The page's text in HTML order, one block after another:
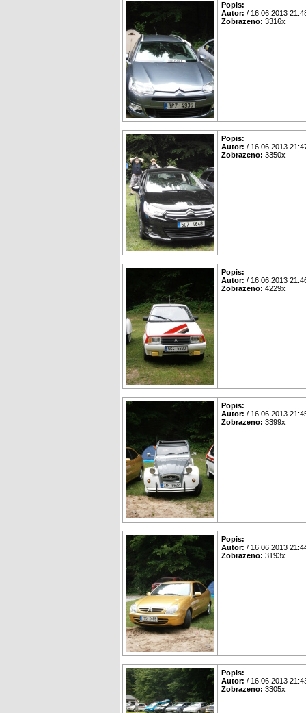
Popis:
Autor: / 16.06.2013
Zobrazeno: 3316x
Popis:
Autor: / 16.06.2013
Zobrazeno: 3350x
Popis:
Autor: / 16.06.2013
Zobrazeno: 4229x
Popis:
Autor: / 16.06.2013
Zobrazeno: 3399x
Popis:
Autor: / 16.06.2013
Zobrazeno: 3193x
Popis:
Autor: / 16.06.2013
Zobrazeno: 3305x